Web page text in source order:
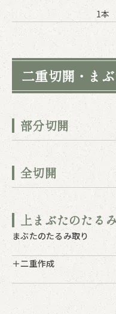
1本
二重切開・ま
部分切開
全切開
上まぶたのたる
まぶたのたるみ取り
＋二重作成